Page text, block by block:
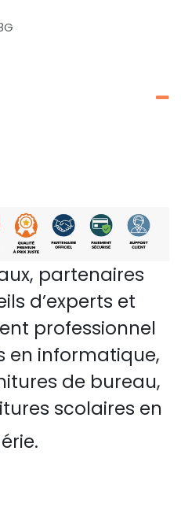
partenaires
d’experts et
professionnel
en informatique,
de bureau,
scolaires en